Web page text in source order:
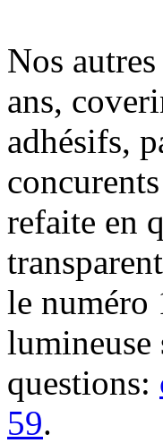
Nos
ans,
adhésifs,
refaite en
le numéro
lumineuse
questions:
59.